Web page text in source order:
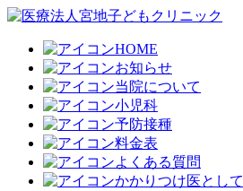
HOME
お知らせ
当院について
小児科
予防接種
料金表
よくある質問
かかりつけ医として